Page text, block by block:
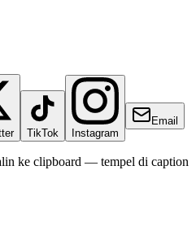
TikTok Instagram
Email
ke clipboard — tempel di caption